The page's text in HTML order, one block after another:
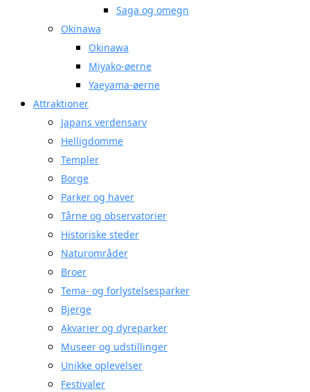
Saga og omegn
Okinawa
Okinawa
Miyako-øerne
Yaeyama-øerne
Attraktioner
Japans verdensarv
Helligdomme
Templer
Borge
Parker og haver
Tårne og observatorier
Historiske steder
Naturområder
Broer
Tema- og forlystelsesparker
Bjerge
Akvarier og dyreparker
Museer og udstillinger
Unikke oplevelser
Festivaler